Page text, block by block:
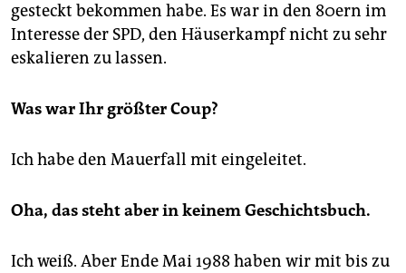
gesteckt bekommen habe. Es war in den 80ern im
Interesse der SPD, den Häuserkampf nicht zu sehr
eskalieren zu lassen.
Was war Ihr größter Coup?
Ich habe den Mauerfall mit eingeleitet.
Oha, das steht aber in keinem Geschichtsbuch.
Ich weiß. Aber Ende Mai 1988 haben wir mit bis zu